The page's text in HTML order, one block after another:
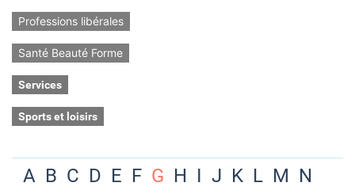
Professions libérales
Santé Beauté Forme
Services
Sports et loisirs
A B C D E F G H I J K L M N